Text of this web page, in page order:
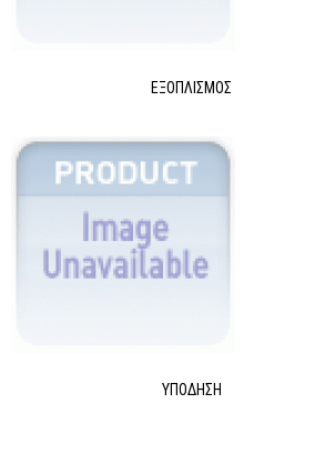
ΕΞΟΠΛΙΣΜΌΣ
ΥΠΌΔΗΣΗ